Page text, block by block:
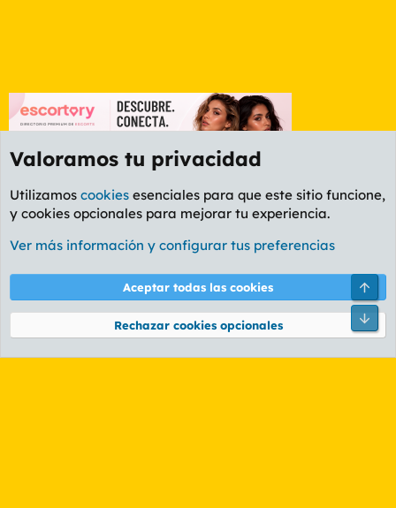
Miembros
Cookies
PL OLDSTYLE AMARILLO
Términos y reglas Política de privacidad Ayuda
Community platform by XenForo® © 2010-2026 XenForo Ltd.
Valoramos tu privacidad
Utilizamos cookies esenciales para que este sitio funcione,
y cookies opcionales para mejorar tu experiencia.
Ver más información y configurar tus preferencias
Aceptar todas las cookies
Rechazar cookies opcionales
Pie